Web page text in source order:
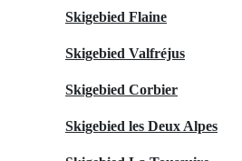
Skigebied Flaine
Skigebied Valfréjus
Skigebied Corbier
Skigebied les Deux Alpes